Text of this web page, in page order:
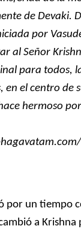
de Devaki.
por
al Señor
para todos,
en el centro de
hermoso
por un tiempo
a Krishna